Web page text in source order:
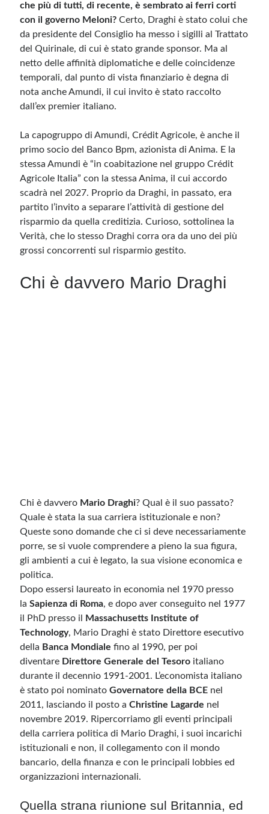
che più di tutti, di recente, è sembrato ai ferri corti
con il governo Meloni? Certo, Draghi è stato colui che
da presidente del Consiglio ha messo i sigilli al Trattato
del Quirinale, di cui è stato grande sponsor. Ma al
netto delle affinità diplomatiche e delle coincidenze
temporali, dal punto di vista finanziario è degna di
nota anche Amundi, il cui invito è stato raccolto
dall’ex premier italiano.
La capogruppo di Amundi, Crédit Agricole, è anche il
primo socio del Banco Bpm, azionista di Anima. E la
stessa Amundi è “in coabitazione nel gruppo Crédit
Agricole Italia” con la stessa Anima, il cui accordo
scadrà nel 2027. Proprio da Draghi, in passato, era
partito l’invito a separare l’attività di gestione del
risparmio da quella creditizia. Curioso, sottolinea la
Verità, che lo stesso Draghi corra ora da uno dei più
grossi concorrenti sul risparmio gestito.
Chi è davvero Mario Draghi
Chi è davvero Mario Draghi? Qual è il suo passato?
Quale è stata la sua carriera istituzionale e non?
Queste sono domande che ci si deve necessariamente
porre, se si vuole comprendere a pieno la sua figura,
gli ambienti a cui è legato, la sua visione economica e
politica.
Dopo essersi laureato in economia nel 1970 presso
la Sapienza di Roma, e dopo aver conseguito nel 1977
il PhD presso il
Massachusetts Institute of
Technology, Mario Draghi è stato Direttore esecutivo
della Banca Mondiale fino al 1990, per poi
diventare Direttore Generale del Tesoro italiano
durante il decennio 1991-2001. L’economista italiano
è stato poi nominato Governatore della BCE nel
2011, lasciando il posto a Christine Lagarde nel
novembre 2019. Ripercorriamo gli eventi principali
della carriera politica di Mario Draghi, i suoi incarichi
istituzionali e non, il collegamento con il mondo
bancario, della finanza e con le principali lobbies ed
organizzazioni internazionali.
Quella strana riunione sul Britannia, ed